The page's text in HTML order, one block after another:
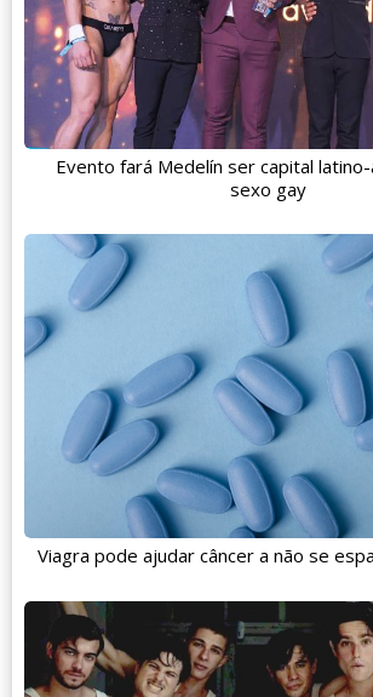
Evento fará Medelín ser capital
sexo gay
Viagra pode ajudar câncer a não se